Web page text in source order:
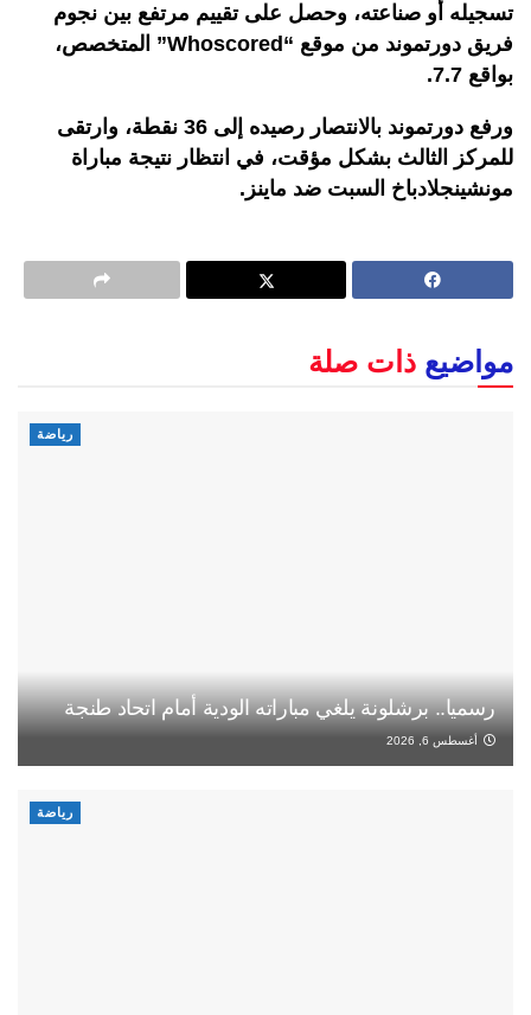
تسجيله أو صناعته، وحصل على تقييم مرتفع بين نجوم
فريق دورتموند من موقع “Whoscored” المتخصص،
بواقع 7.7.
ورفع دورتموند بالانتصار رصيده إلى 36 نقطة، وارتقى
للمركز الثالث بشكل مؤقت، في انتظار نتيجة مباراة
مونشينجلادباخ السبت ضد ماينز.
مواضيع ذات صلة
رياضة
رسميا.. برشلونة يلغي مباراته الودية أمام اتحاد طنجة
أغسطس 6, 2026
رياضة